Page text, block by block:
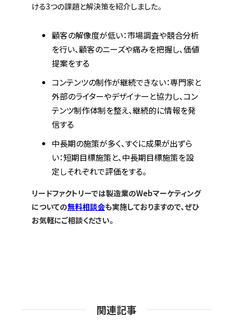
ける3つの課題と解決策を紹介しました。
顧客の解像度が低い：市場調査や競合分析
を行い、顧客のニーズや痛みを把握し、価値
提案をする
コンテンツの制作が継続できない：専門家と
外部のライターやデザイナーと協力し、コン
テンツ制作体制を整え、継続的に情報を発
信する
中長期の施策が多く、すぐに成果が出ずら
い：短期目標施策と、中長期目標施策を設
定しそれぞれで評価をする。
リードファクトリーでは製造業のWebマーケティング
についての無料相談会も実施しておりますので、ぜひ
お気軽にご相談ください。
関連記事